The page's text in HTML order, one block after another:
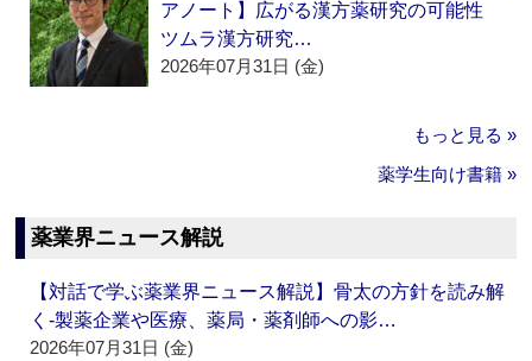
アノート】広がる漢方薬研究の可能性
ツムラ漢方研究…
2026年07月31日 (金)
もっと見る »
薬学生向け書籍 »
薬業界ニュース解説
【対話で学ぶ薬業界ニュース解説】骨太の方針を読み解
く‐製薬企業や医療、薬局・薬剤師への影…
2026年07月31日 (金)